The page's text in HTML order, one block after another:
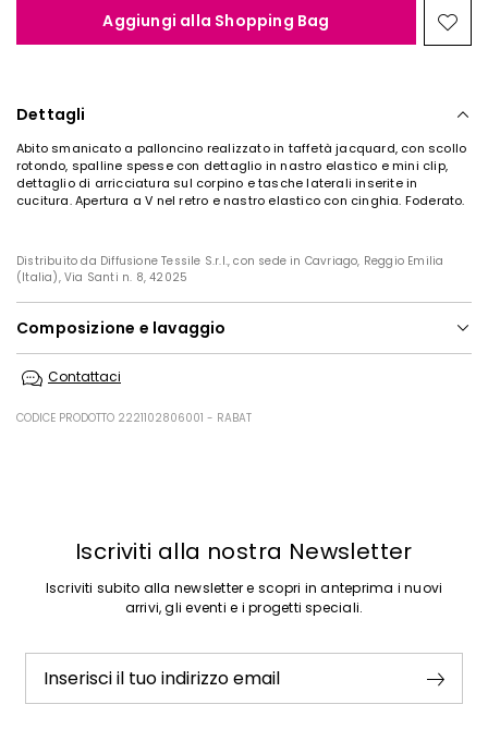
Aggiungi alla Shopping Bag
nella
Dettagli
Abito smanicato a palloncino realizzato in taffetà jacquard, con scollo
rotondo, spalline spesse con dettaglio in nastro elastico e mini clip,
dettaglio di arricciatura sul corpino e tasche laterali inserite in
cucitura. Apertura a V nel retro e nastro elastico con cinghia. Foderato.
Distribuito da Diffusione Tessile S.r.l., con sede in Cavriago, Reggio Emilia
(Italia), Via Santi n. 8, 42025
Composizione e lavaggio
ferro tiepido max 120 gradi c; lavare a secco delicato con
etichette.; durante l'operazione di stiro fare attenzione a mantenere
Contattaci
CODICE PRODOTTO 2221102806001 - RABAT
Iscriviti alla nostra Newsletter
Iscriviti subito alla newsletter e scopri in anteprima i nuovi
arrivi, gli eventi e i progetti speciali.
Inserisci il tuo indirizzo email